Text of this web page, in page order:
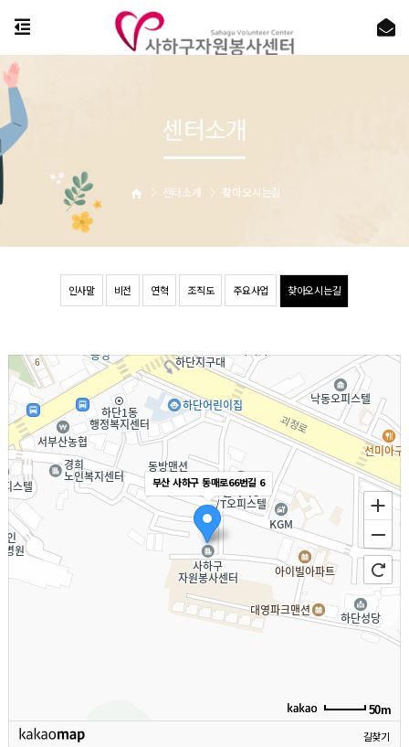
인사말 비전 연혁 조직도 주요사업 찾아오시는길
센터소개 찾아오시는길
센터소개
부산 사하구 동매로66번길 6
50m
길찾기